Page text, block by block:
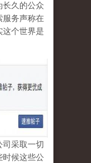
长久的公众
服务声称在
这个世界是
司采取一切
时候这些公